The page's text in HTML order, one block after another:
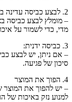
2. לבצע כביסה עדינה בלבד או ידנית
– מומלץ לבצע כביסה
מדי, כדי לשמור על
3. כביסה ידנית:
– אם ניתן, יש לבצע
סיכון של פגיעה.
4. הפוך את המוצר
– יש להפוך את המוצר
למנוע נזק באיכות של